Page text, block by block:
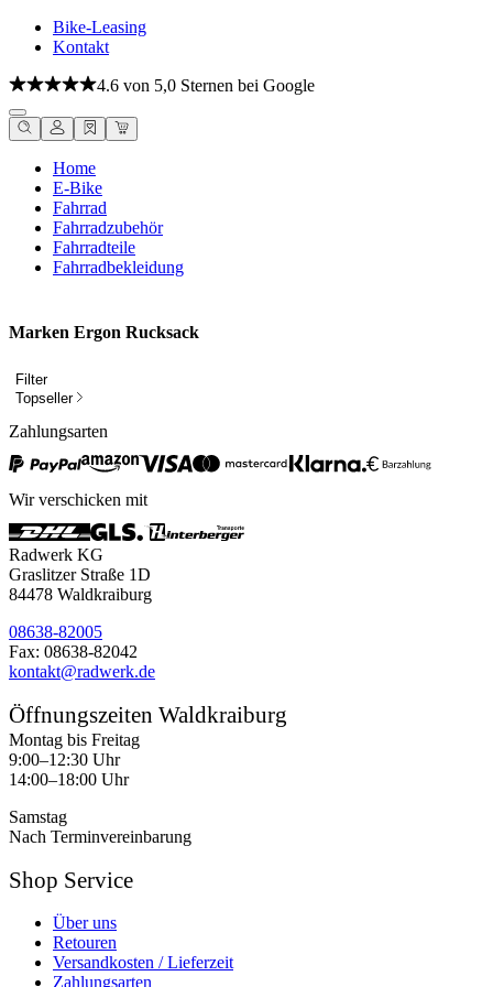
Bike-Leasing
Kontakt
4.6 von 5,0 Sternen bei Google
Home
E-Bike
Fahrrad
Fahrradzubehör
Fahrradteile
Fahrradbekleidung
Marken Ergon Rucksack
Filter
Topseller
Zahlungsarten
Wir verschicken mit
Radwerk KG
Graslitzer Straße 1D
84478 Waldkraiburg
08638-82005
Fax: 08638-82042
kontakt@radwerk.de
Öffnungszeiten Waldkraiburg
Montag bis Freitag
9:00–12:30 Uhr
14:00–18:00 Uhr
Samstag
Nach Terminvereinbarung
Shop Service
Über uns
Retouren
Versandkosten / Lieferzeit
Zahlungsarten